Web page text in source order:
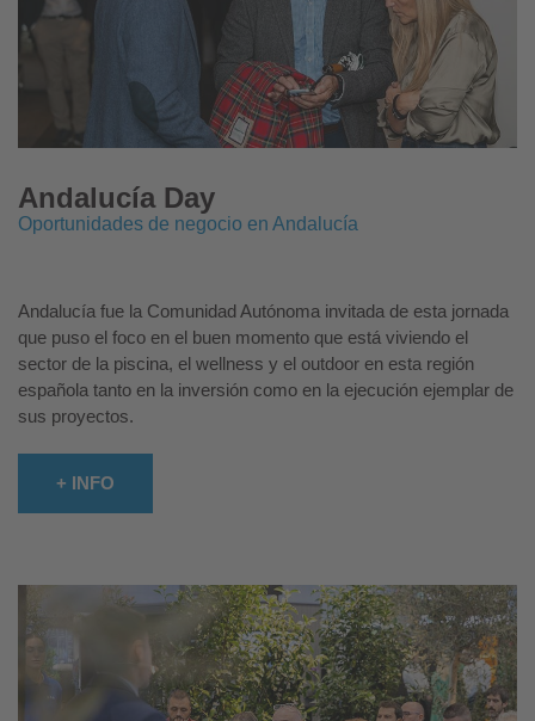
Andalucía Day
Oportunidades de negocio en Andalucía
Andalucía fue la Comunidad Autónoma invitada de esta jornada
que puso el foco en el buen momento que está viviendo el
sector de la piscina, el wellness y el outdoor en esta región
española tanto en la inversión como en la ejecución ejemplar de
sus proyectos.
+ INFO